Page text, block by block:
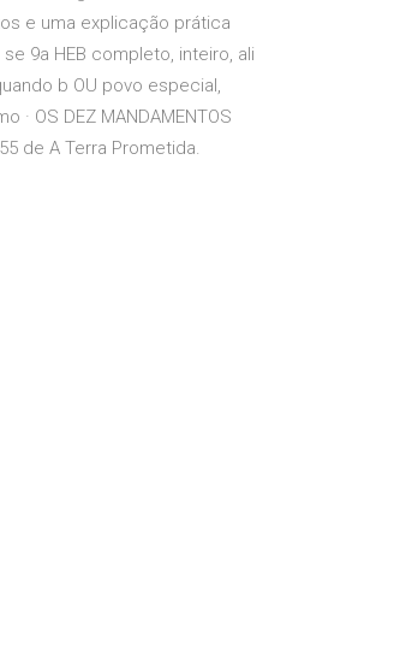
e uma explicação prática
9a HEB completo, inteiro, ali
b OU povo especial,
· OS DEZ MANDAMENTOS
de A Terra Prometida.